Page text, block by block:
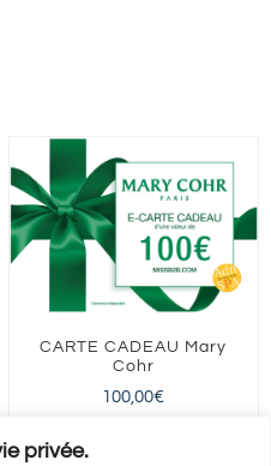
privée.
CARTE CADEAU Mary
Cohr
100,00€